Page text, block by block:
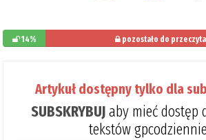
14% pozostało do
Artykuł dostępny tylko dla
SUBSKRYBUJaby mieć dostęp
tekstów